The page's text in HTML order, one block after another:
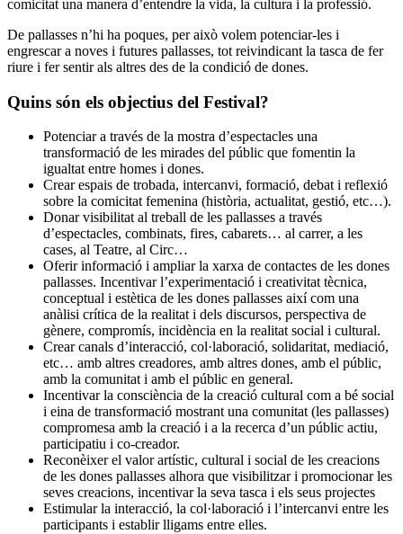
comicitat una manera d’entendre la vida, la cultura i la professió.
De pallasses n’hi ha poques, per això volem potenciar-les i
engrescar a noves i futures pallasses, tot reivindicant la tasca de fer
riure i fer sentir als altres des de la condició de dones.
Quins són els objectius del Festival?
Potenciar a través de la mostra d’espectacles una
transformació de les mirades del públic que fomentin la
igualtat entre homes i dones.
Crear espais de trobada, intercanvi, formació, debat i reflexió
sobre la comicitat femenina (història, actualitat, gestió, etc…).
Donar visibilitat al treball de les pallasses a través
d’espectacles, combinats, fires, cabarets… al carrer, a les
cases, al Teatre, al Circ…
Oferir informació i ampliar la xarxa de contactes de les dones
pallasses. Incentivar l’experimentació i creativitat tècnica,
conceptual i estètica de les dones pallasses així com una
anàlisi crítica de la realitat i dels discursos, perspectiva de
gènere, compromís, incidència en la realitat social i cultural.
Crear canals d’interacció, col·laboració, solidaritat, mediació,
etc… amb altres creadores, amb altres dones, amb el públic,
amb la comunitat i amb el públic en general.
Incentivar la consciència de la creació cultural com a bé social
i eina de transformació mostrant una comunitat (les pallasses)
compromesa amb la creació i a la recerca d’un públic actiu,
participatiu i co-creador.
Reconèixer el valor artístic, cultural i social de les creacions
de les dones pallasses alhora que visibilitzar i promocionar les
seves creacions, incentivar la seva tasca i els seus projectes
Estimular la interacció, la col·laboració i l’intercanvi entre les
participants i establir lligams entre elles.